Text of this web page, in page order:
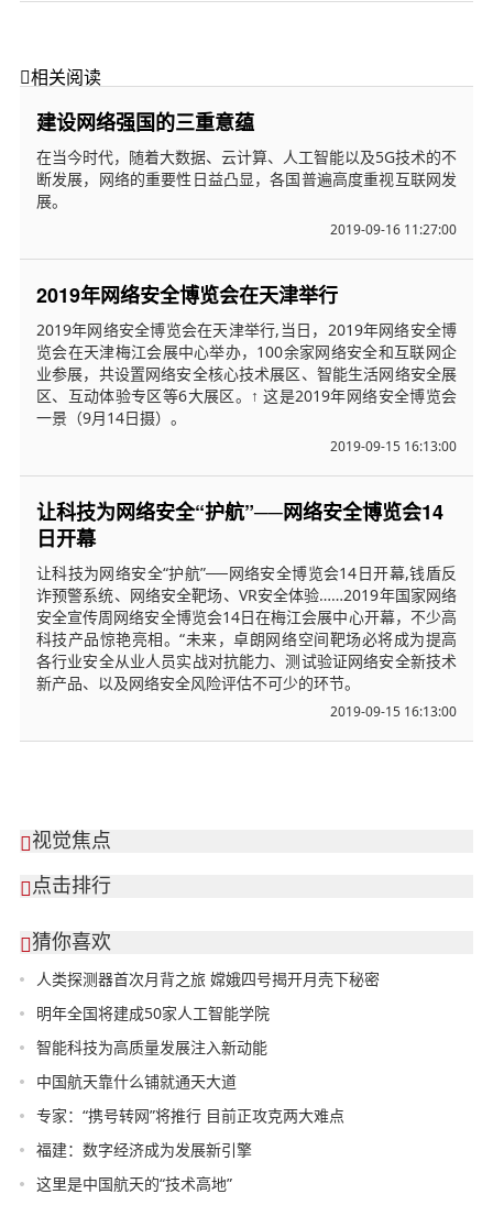
相关阅读
建设网络强国的三重意蕴
在当今时代，随着大数据、云计算、人工智能以及5G技术的不
断发展，网络的重要性日益凸显，各国普遍高度重视互联网发
展。
2019-09-16 11:27:00
2019年网络安全博览会在天津举行
2019年网络安全博览会在天津举行,当日，2019年网络安全博
览会在天津梅江会展中心举办，100余家网络安全和互联网企
业参展，共设置网络安全核心技术展区、智能生活网络安全展
区、互动体验专区等6大展区。↑ 这是2019年网络安全博览会
一景（9月14日摄）。
2019-09-15 16:13:00
让科技为网络安全“护航”──网络安全博览会14
日开幕
让科技为网络安全“护航”──网络安全博览会14日开幕,钱盾反
诈预警系统、网络安全靶场、VR安全体验……2019年国家网络
安全宣传周网络安全博览会14日在梅江会展中心开幕，不少高
科技产品惊艳亮相。“未来，卓朗网络空间靶场必将成为提高
各行业安全从业人员实战对抗能力、测试验证网络安全新技术
新产品、以及网络安全风险评估不可少的环节。
2019-09-15 16:13:00
视觉焦点
点击排行
猜你喜欢
人类探测器首次月背之旅 嫦娥四号揭开月壳下秘密
明年全国将建成50家人工智能学院
智能科技为高质量发展注入新动能
中国航天靠什么铺就通天大道
专家：“携号转网”将推行 目前正攻克两大难点
福建：数字经济成为发展新引擎
这里是中国航天的“技术高地”